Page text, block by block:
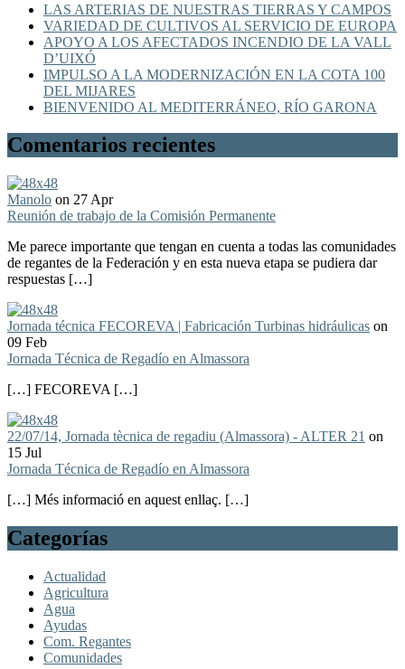
LAS ARTERIAS DE NUESTRAS TIERRAS Y CAMPOS
VARIEDAD DE CULTIVOS AL SERVICIO DE EUROPA
APOYO A LOS AFECTADOS INCENDIO DE LA VALL
D’UIXÓ
IMPULSO A LA MODERNIZACIÓN EN LA COTA 100
DEL MIJARES
BIENVENIDO AL MEDITERRÁNEO, RÍO GARONA
Comentarios recientes
Manolo on 27 Apr
Reunión de trabajo de la Comisión Permanente
Me parece importante que tengan en cuenta a todas las comunidades
de regantes de la Federación y en esta nueva etapa se pudiera dar
respuestas […]
Jornada técnica FECOREVA | Fabricación Turbinas hidráulicas on
09 Feb
Jornada Técnica de Regadío en Almassora
[…] FECOREVA […]
22/07/14, Jornada tècnica de regadiu (Almassora) - ALTER 21 on
15 Jul
Jornada Técnica de Regadío en Almassora
[…] Més informació en aquest enllaç. […]
Categorías
Actualidad
Agricultura
Agua
Ayudas
Com. Regantes
Comunidades